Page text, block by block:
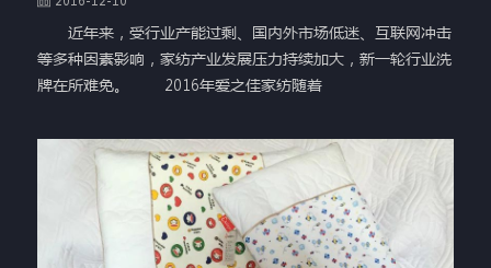
近年来，受行业产能过剩、国内外市场低迷、互联网冲击
等多种因素影响，家纺产业发展压力持续加大，新一轮行业洗
牌在所难免。 2016年爱之佳家纺随着